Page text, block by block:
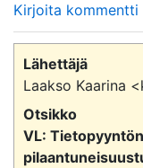
Kirjoita kommentti
Lähettäjä
Laakso Kaarina
Otsikko
VL: